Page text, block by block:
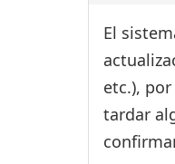
El
etc.),
tardar